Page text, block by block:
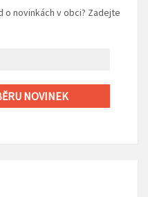
novinkách v obci? Zadejte